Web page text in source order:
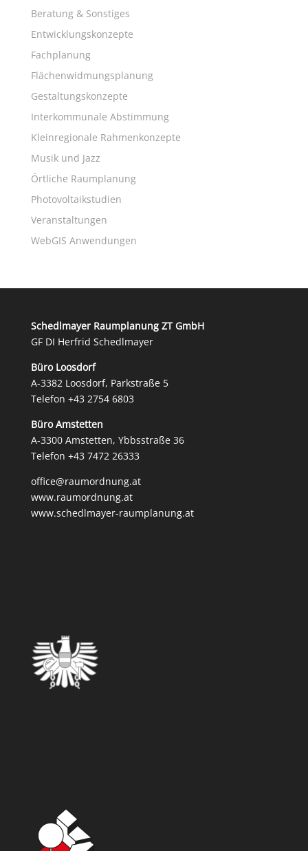
Beratung & Sonstiges
Entwicklungskonzepte
Fachplanung
Flächenwidmungsplanung
Gestaltungskonzepte
Interkommunale Abstimmung
Kleinregionale Rahmenkonzepte
Musik und Jazz
Örtliche Raumplanung
Photovoltaikstudien
Veranstaltungen
WebGIS Anwendungen
Schedlmayer Raumplanung ZT GmbH
GF DI Herfrid Schedlmayer
Büro Loosdorf
A-3382 Loosdorf, Parkstraße 5
Telefon +43 2754 6803
Büro Amstetten
A-3300 Amstetten, Ybbsstraße 36
Telefon +43 7472 26333
office@raumordnung.at
www.raumordnung.at
www.schedlmayer-raumplanung.at